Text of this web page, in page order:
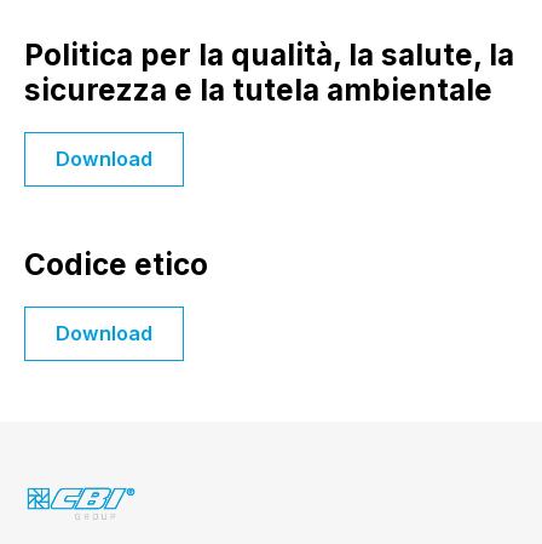
Politica per la qualità, la salute, la
sicurezza e la tutela ambientale
Download
Codice etico
Download